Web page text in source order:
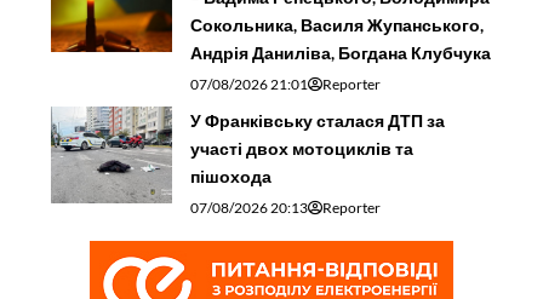
Сокольника, Василя Жупанського,
Андрія Даниліва, Богдана Клубчука
07/08/2026 21:01 Reporter
У Франківську сталася ДТП за
участі двох мотоциклів та
пішохода
07/08/2026 20:13 Reporter